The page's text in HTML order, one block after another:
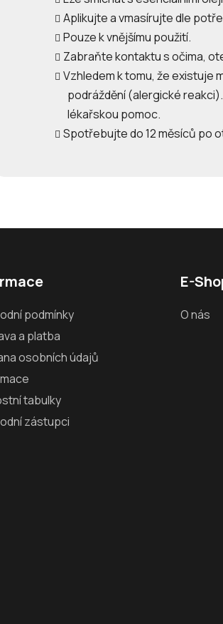
Aplikujte a vmasírujte dle
Pouze k vnějšímu použití.
Zabraňte kontaktu s očima,
Vzhledem k tomu, že existuje
podráždění (alergické
lékařskou pomoc.
Spotřebujte do 12 měsíců po
podmínky
a platba
osobních údajů
tabulky
zástupci
E-
O nás